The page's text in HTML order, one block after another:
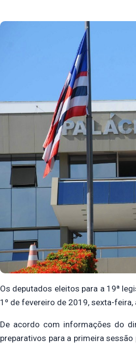
Os deputados eleitos para a 19ª
1º de fevereiro de 2019, sexta-feira,
De acordo com informações do
preparativos para a primeira